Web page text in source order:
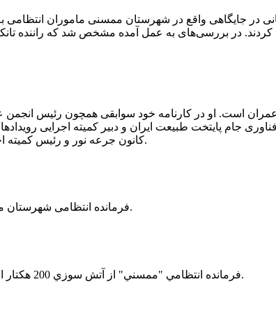
در جایگاهی واقع در شهرستان ممسنی ماموران
حمل می‌کرد، توقیف کردند. در بررسی‌های به عمل آمده مشخص شد که
است. او در کارنامه خود سوابقی همچون رئیس
جام پایتخت طبیعت ایران و دبیر کمیته اجرایی
کانون جرعه نور و رئیس کمیته اجرایی اولین دوره مسابقات ملی و فناوری جام پایتخت طبیعت ایران را دارد.
فرمانده انتظامی شهرستان ممسنی از کشف بیش از 37 کیلوگرم تریاک در یک خودروی ام وی ام خبر داد.
فرمانده انتظامي "ممسني" از آتش سوزي 200 هكتار از اراضي كشاورزي واقع در اطراف روستاي "فهلیان" آن شهرستان خبر داد.